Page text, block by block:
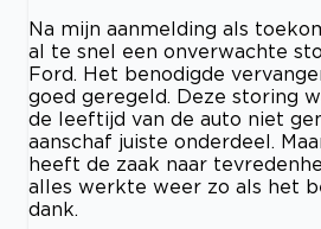
Na mijn aanmelding als
al te snel een onverwachte
Ford. Het benodigde
goed geregeld. Deze storing
de leeftijd van de auto niet
aanschaf juiste onderdeel.
heeft de zaak naar
alles werkte weer zo als het
dank.